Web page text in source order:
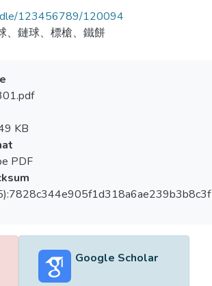
123456789/120094
、鏈球、標槍、鐵餅
KB
PDF
Google Scholar